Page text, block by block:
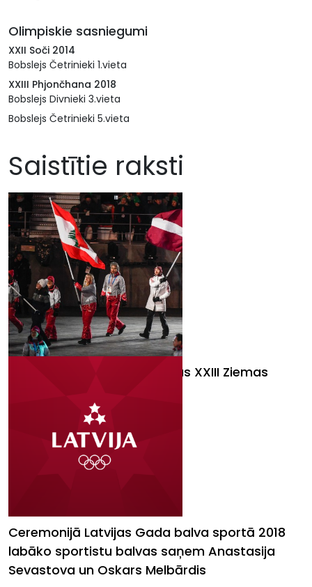
Olimpiskie sasniegumi
XXII Soči 2014
Bobslejs Četrinieki 1.vieta
XXIII Phjončhana 2018
Bobslejs Divnieki 3.vieta
Bobslejs Četrinieki 5.vieta
Saistītie raksti
Phjončhanā svinīgi noslēgtas XXIII Ziemas
Ceremonijā Latvijas Gada balva sportā 2018
labāko sportistu balvas saņem Anastasija
Sevastova un Oskars Melbārdis